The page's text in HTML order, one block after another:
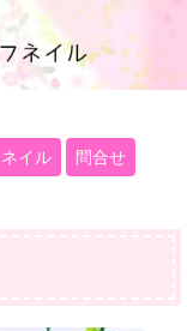
ネイル 問合せ